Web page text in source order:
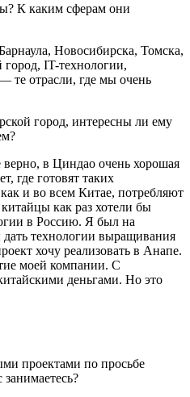
К каким сферам они
Новосибирска, Томска,
IT-технологии,
те отрасли, где мы очень
город, интересны ли ему
верно, в Циндао очень хорошая
где готовят таких
и во всем Китае, потребляют
как раз хотели бы
в Россию. Я был на
технологии выращивания
хочу реализовать в Анапе.
моей компании. С
деньгами. Но это
проектами по просьбе